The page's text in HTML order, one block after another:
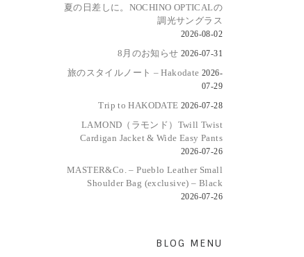
夏の日差しに。NOCHINO OPTICALの
調光サングラス
2026-08-02
8月のお知らせ 2026-07-31
旅のスタイルノート – Hakodate 2026-
07-29
Trip to HAKODATE 2026-07-28
LAMOND（ラモンド）Twill Twist
Cardigan Jacket & Wide Easy Pants
2026-07-26
MASTER&Co. – Pueblo Leather Small
Shoulder Bag (exclusive) – Black
2026-07-26
BLOG MENU